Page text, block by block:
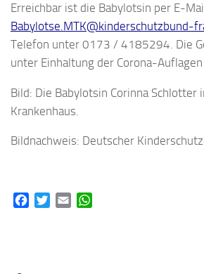
Erreichbar ist die Babylotsin per E-
Babylotse.MTK@kinderschutzbund-
Telefon unter 0173 / 4185294. Die
unter Einhaltung der Corona-
Bild: Die Babylotsin Corinna Schlotter
Krankenhaus.
Bildnachweis: Deutscher
FacebookTwitterEmail